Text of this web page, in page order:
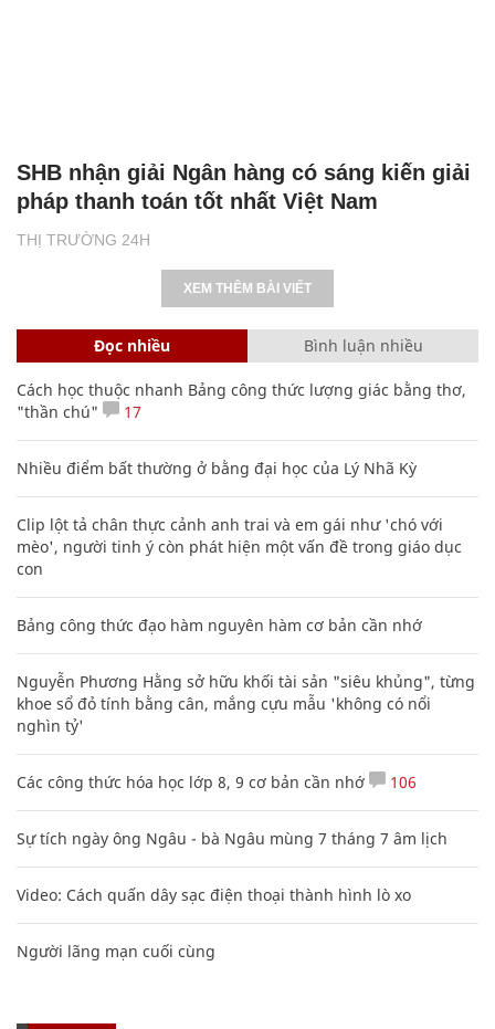
THỊ TRƯỜNG 24H
SHB nhận giải Ngân hàng có sáng kiến giải
pháp thanh toán tốt nhất Việt Nam
XEM THÊM BÀI VIẾT
Đọc nhiều Bình luận nhiều
Cách học thuộc nhanh Bảng công thức lượng giác bằng thơ,
"thần chú"
17
Nhiều điểm bất thường ở bằng đại học của Lý Nhã Kỳ
Clip lột tả chân thực cảnh anh trai và em gái như 'chó với
mèo', người tinh ý còn phát hiện một vấn đề trong giáo dục
con
Bảng công thức đạo hàm nguyên hàm cơ bản cần nhớ
Nguyễn Phương Hằng sở hữu khối tài sản "siêu khủng", từng
khoe sổ đỏ tính bằng cân, mắng cựu mẫu 'không có nổi
nghìn tỷ'
Các công thức hóa học lớp 8, 9 cơ bản cần nhớ 106
Sự tích ngày ông Ngâu - bà Ngâu mùng 7 tháng 7 âm lịch
Video: Cách quấn dây sạc điện thoại thành hình lò xo
Người lãng mạn cuối cùng